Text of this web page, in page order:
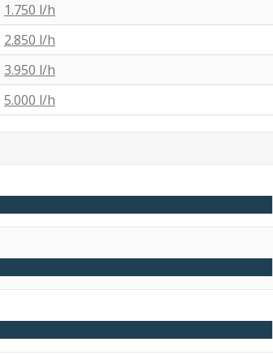
1.750 l/h
2.850 l/h
3.950 l/h
5.000 l/h